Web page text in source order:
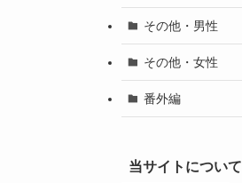
その他・男性
その他・女性
番外編
当サイトについて